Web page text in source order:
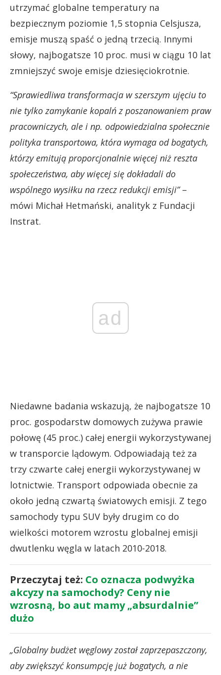
utrzymać globalne temperatury na
bezpiecznym poziomie 1,5 stopnia Celsjusza,
emisje muszą spaść o jedną trzecią. Innymi
słowy, najbogatsze 10 proc. musi w ciągu 10 lat
zmniejszyć swoje emisje dziesięciokrotnie.
“Sprawiedliwa transformacja w szerszym ujęciu to
nie tylko zamykanie kopalń z poszanowaniem praw
pracowniczych, ale i np. odpowiedzialna społecznie
polityka transportowa, która wymaga od bogatych,
którzy emitują proporcjonalnie więcej niż reszta
społeczeństwa, aby więcej się dokładali do
wspólnego wysiłku na rzecz redukcji emisji”–
mówi Michał Hetmański, analityk z Fundacji
Instrat.
ad
Niedawne badania wskazują, że najbogatsze 10
proc. gospodarstw domowych zużywa prawie
połowę (45 proc.) całej energii wykorzystywanej
w transporcie lądowym. Odpowiadają też za
trzy czwarte całej energii wykorzystywanej w
lotnictwie. Transport odpowiada obecnie za
około jedną czwartą światowych emisji. Z tego
samochody typu SUV były drugim co do
wielkości motorem wzrostu globalnej emisji
dwutlenku węgla w latach 2010-2018.
Przeczytaj też: Co oznacza podwyżka
akcyzy na samochody? Ceny nie
wzrosną, bo aut mamy „absurdalnie”
dużo
„Globalny budżet węglowy został zaprzepaszczony,
aby zwiększyć konsumpcję już bogatych, a nie